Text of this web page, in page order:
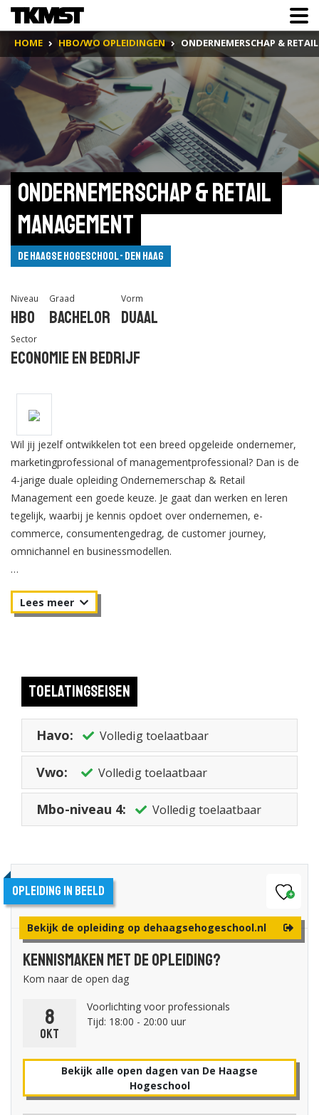
HOME HBO/WO OPLEIDINGEN ONDERNEMERSCHAP &
Ondernemerschap & Retail
Management
De Haagse Hogeschool - Den Haag
Niveau
Hbo
Graad
Bachelor
Vorm
Duaal
Sector
Economie en Bedrijf
Wil jij jezelf ontwikkelen tot een breed opgeleide ondernemer,
marketingprofessional of managementprofessional? Dan is de
4-jarige duale opleiding Ondernemerschap & Retail
Management een goede keuze. Je gaat dan werken en leren
tegelijk, waarbij je kennis opdoet over ondernemen, e-
commerce, consumentengedrag, de customer journey,
omnichannel en businessmodellen.
begeleiding. Je nieuwe kennis en vaardigheden breng je
professional die van alle markten thuis is.
Je kiest bovendien zelf in welke volgorde je aan de modules
werkt en waarin je jezelf wilt specialiseren. Wat je keuze ook is:
dankzij de nauwe samenwerking met het werkveld is de lesstof
altijd up-to-date. Na afloop ben jij dé expert op het gebied van
ondernemerschap en retail, en ga je een mooie toekomst
Toelatingseisen
Havo: Volledig toelaatbaar
Vwo: Volledig toelaatbaar
Mbo-niveau 4: Volledig toelaatbaar
Bekijk de opleiding op dehaagsehogeschool.nl
Opleiding in beeld
Kennismaken met de opleiding?
Kom naar de open dag
8
okt
Voorlichting voor professionals
Tijd: 18:00 - 20:00 uur
Bekijk alle open dagen van De Haagse
Hogeschool